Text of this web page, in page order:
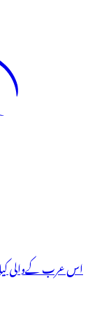
اس عرب کےوالی